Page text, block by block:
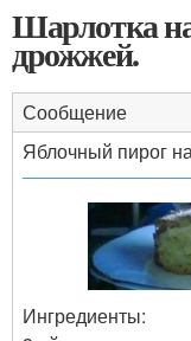
Шарлотка
дрожжей.
Сообщение
Яблочный пирог
Ингредиенты: